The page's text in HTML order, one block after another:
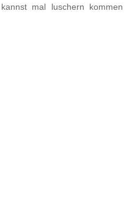
mal luschern kommen